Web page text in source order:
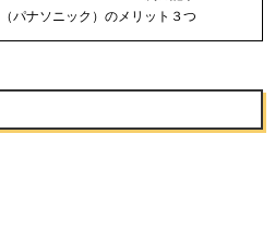
パナソニック）のメリット３つ